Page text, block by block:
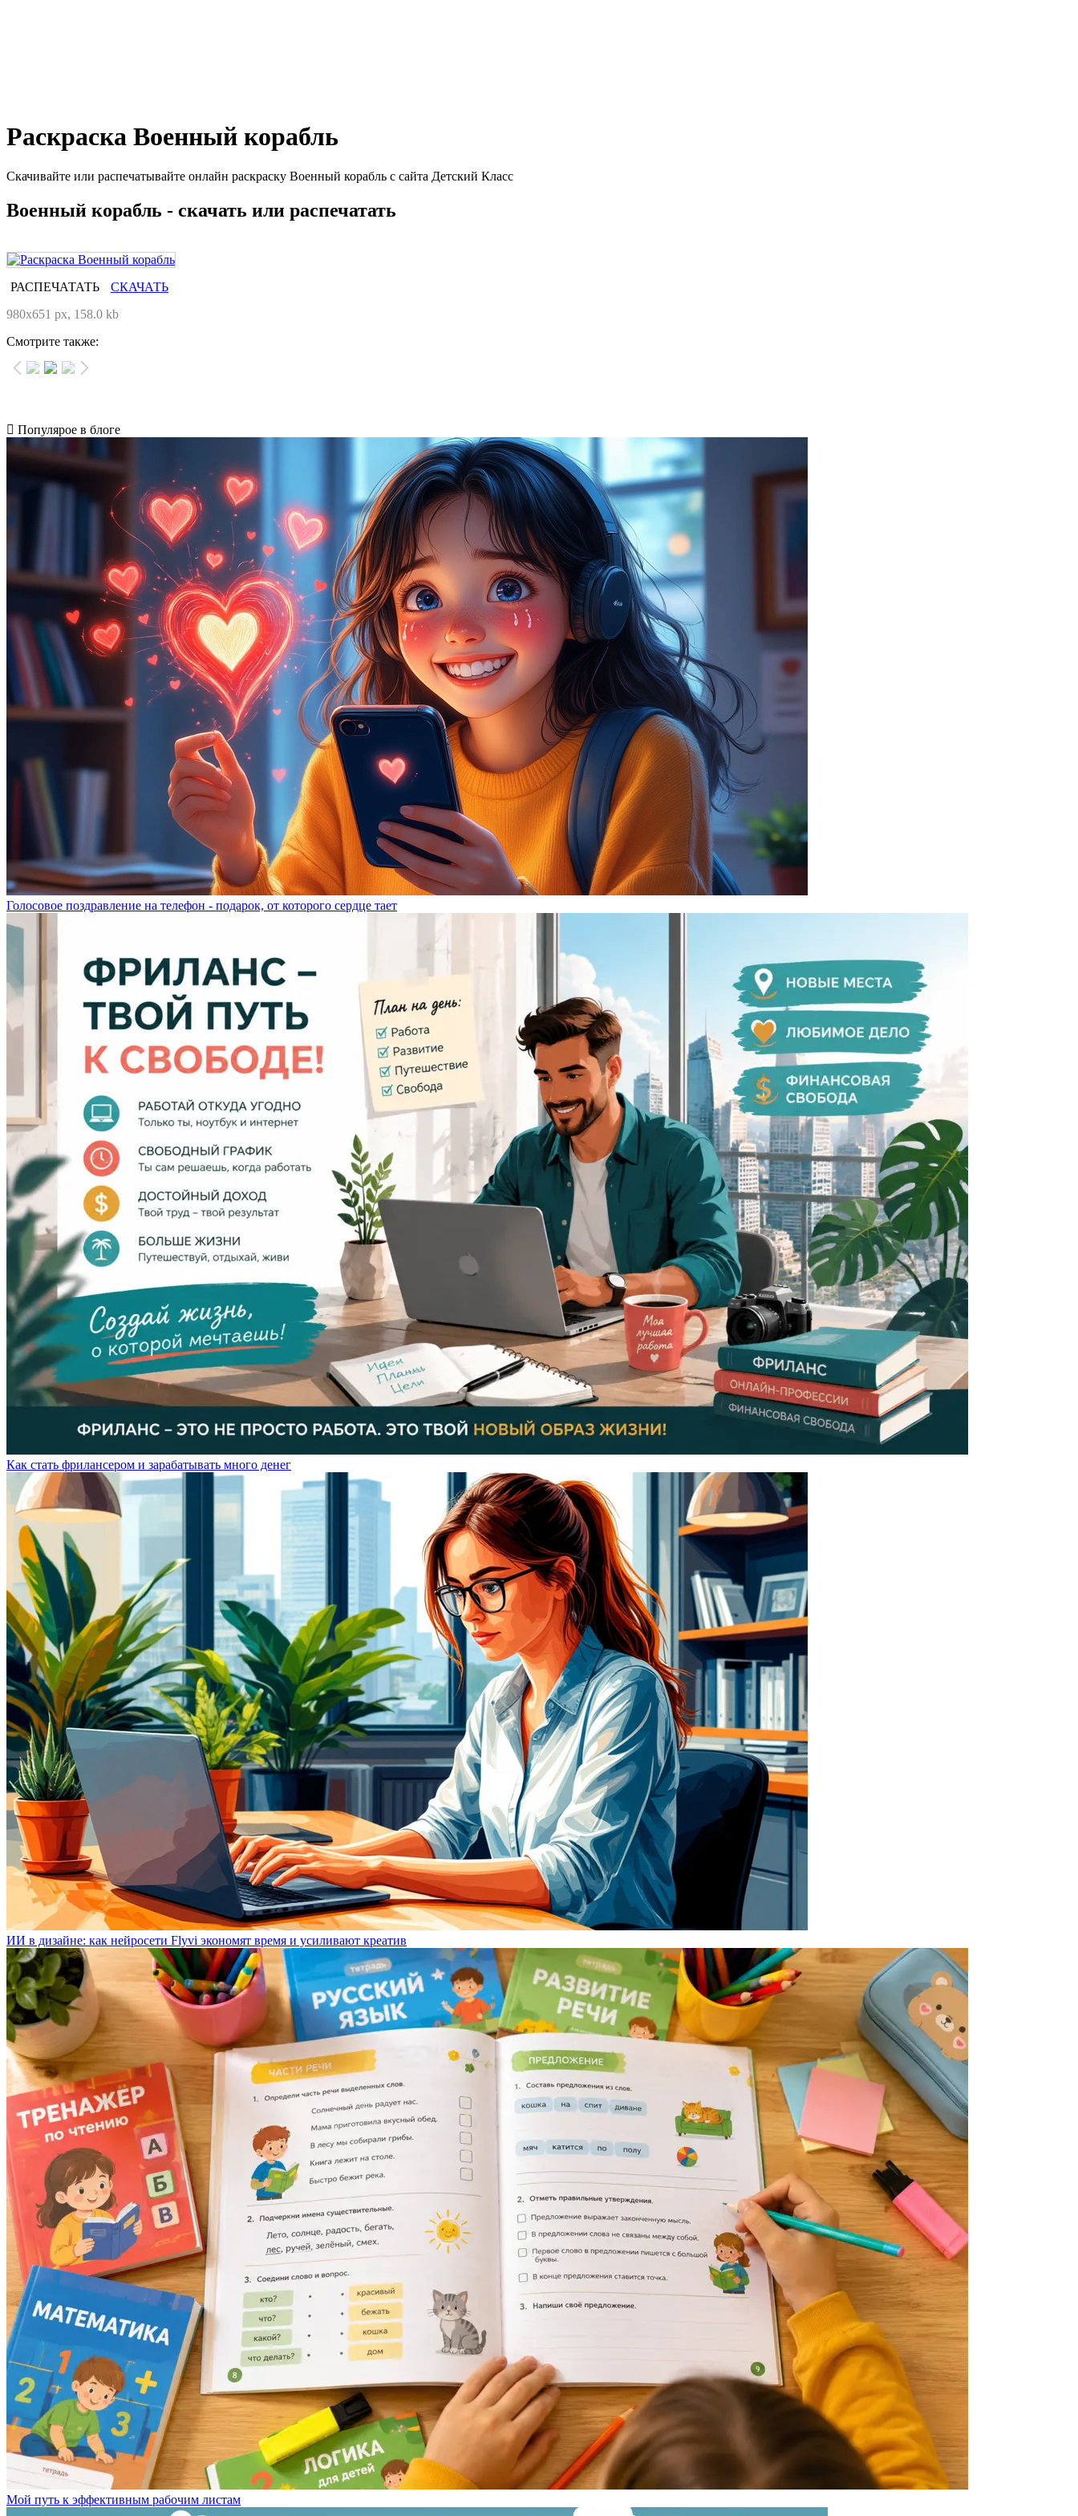
Раскраска Военный корабль
Скачивайте или распечатывайте онлайн раскраску Военный корабль с сайта Детский Класс
Военный корабль - скачать или распечатать
РАСПЕЧАТАТЬ
СКАЧАТЬ
980x651 px, 158.0 kb
Смотрите также:
Популярое в блоге
Голосовое поздравление на телефон - подарок, от которого сердце тает
Как стать фрилансером и зарабатывать много денег
ИИ в дизайне: как нейросети Flyvi экономят время и усиливают креатив
Мой путь к эффективным рабочим листам